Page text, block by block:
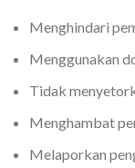
Menghindari
Menggunakan
Tidak
Menghambat
Melaporkan